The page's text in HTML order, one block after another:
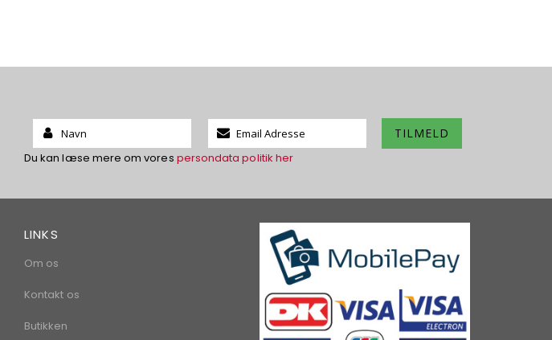
Name:
Tilmeld
dig
vores
TILMELD
Du kan læse mere om vores persondata politik her
LINKS
Om os
Kontakt os
Butikken